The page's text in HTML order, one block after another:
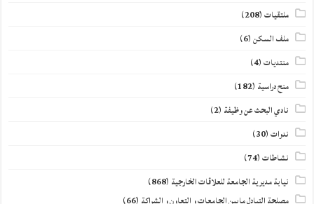
ملتقيات(208)
ملف السكن(6)
منتديات(4)
منح دراسية (182)
نادي البحث عن وظيفة (2)
ندوات(30)
نشاطات(74)
نيابة مديرية الجامعة للعلاقات الخارجية (868)
مصلحة التبادل مابين الجامعات و التعاون و الشراكة (66)